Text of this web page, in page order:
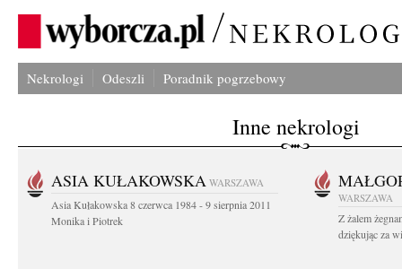
Nekrologi Odeszli Poradnik pogrzebowy
Inne nekrologi
ASIA KUŁAKOWSKA WARSZAWA
Asia Kułakowska 8 czerwca 1984 - 9 sierpnia 2011
Monika i Piotrek
WARSZAWA
Z żalem
dziękując za